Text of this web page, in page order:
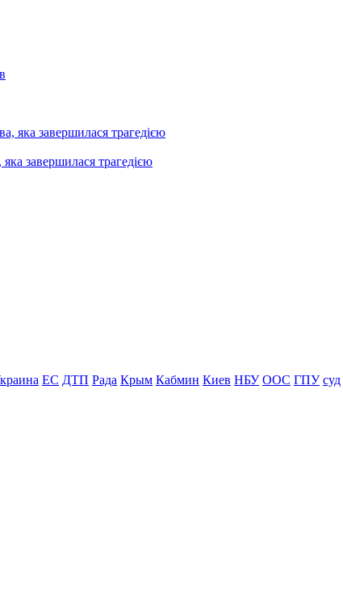
завершилася трагедією
ЕС ДТП Рада Крым Кабмин Киев НБУ ООС ГПУ суд